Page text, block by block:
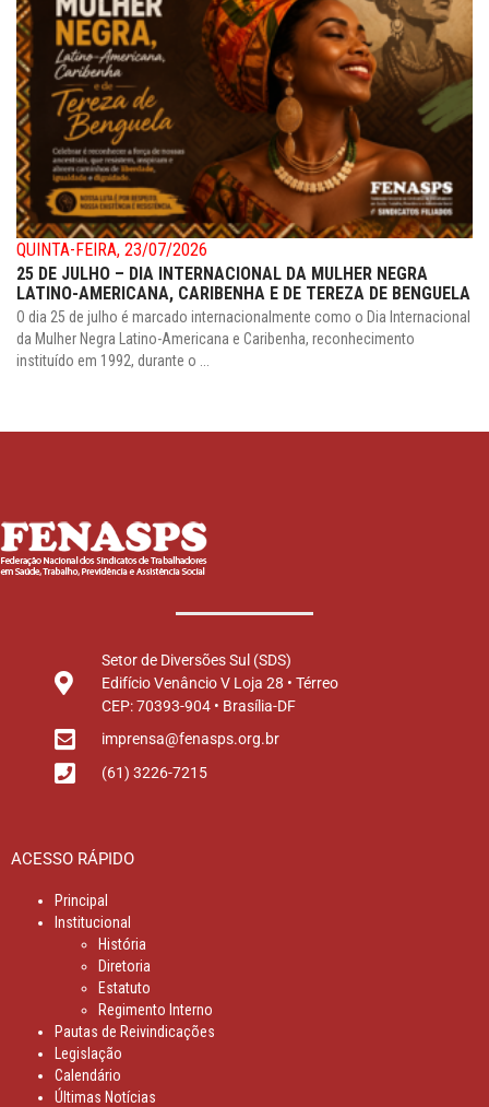
QUINTA-FEIRA, 23/07/2026
25 DE JULHO – DIA INTERNACIONAL DA MULHER NEGRA
LATINO-AMERICANA, CARIBENHA E DE TEREZA DE BENGUELA
O dia 25 de julho é marcado internacionalmente como o Dia Internacional
da Mulher Negra Latino-Americana e Caribenha, reconhecimento
instituído em 1992, durante o ...
Setor de Diversões Sul (SDS)
Edifício Venâncio V Loja 28 • Térreo
CEP: 70393-904 • Brasília-DF
imprensa@fenasps.org.br
(61) 3226-7215
ACESSO RÁPIDO
Principal
Institucional
História
Diretoria
Estatuto
Regimento Interno
Pautas de Reivindicações
Legislação
Calendário
Últimas Notícias